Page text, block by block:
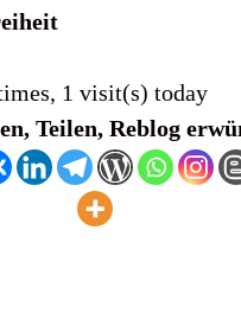
1 visit(s) today
Teilen, Reblog